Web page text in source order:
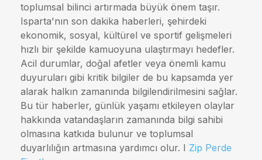
toplumsal bilinci artırmada büyük önem taşır.
Isparta'nın son dakika haberleri, şehirdeki
ekonomik, sosyal, kültürel ve sportif gelişmeleri
hızlı bir şekilde kamuoyuna ulaştırmayı hedefler.
Acil durumlar, doğal afetler veya önemli kamu
duyuruları gibi kritik bilgiler de bu kapsamda yer
alarak halkın zamanında bilgilendirilmesini sağlar.
Bu tür haberler, günlük yaşamı etkileyen olaylar
hakkında vatandaşların zamanında bilgi sahibi
olmasına katkıda bulunur ve toplumsal
duyarlılığın artmasına yardımcı olur. I Zip Perde